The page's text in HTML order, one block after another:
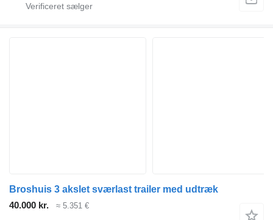
Broshuis 3 akslet sværlast trailer med udtræk
40.000 kr.
≈ 5.351 €